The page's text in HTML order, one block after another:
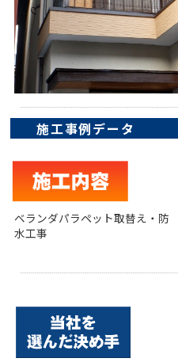
施工事例データ
ベランダパラペット取替え・防
水工事